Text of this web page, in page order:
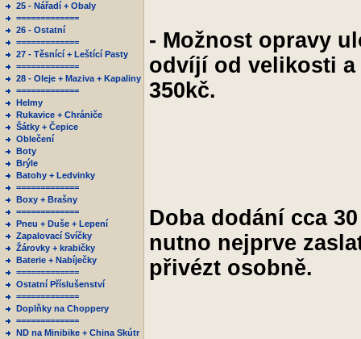
25 - Nářadí + Obaly
=============
26 - Ostatní
=============
27 - Těsnící + Leštící Pasty
=============
28 - Oleje + Maziva + Kapaliny
=============
Helmy
Rukavice + Chrániče
Šátky + Čepice
Oblečení
Boty
Brýle
Batohy + Ledvinky
=============
Boxy + Brašny
=============
Pneu + Duše + Lepení
Zapalovací Svíčky
Žárovky + krabičky
Baterie + Nabíječky
=============
Ostatní Příslušenství
=============
Doplňky na Choppery
=============
ND na Minibike + China Skútr
- Možnost opravy
odvíjí od velikosti
350kč.
Doba dodání cca
nutno nejprve
přivézt osobně.